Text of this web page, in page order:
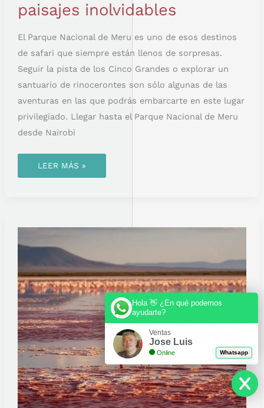
paisajes inolvidables
El Parque Nacional de Meru es uno de esos destinos
de safari que siempre están llenos de sorpresas.
Seguir la pista de los Cinco Grandes o explorar un
santuario de rinocerontes son sólo algunas de las
aventuras en las que podrás embarcarte en este lugar
privilegiado. Llegar hasta el Parque Nacional de Meru
desde Nairobi
LEER MÁS »
FLAMENCOS
TANZANIA:
ESPECTÁCULO
QUE
NO
TE
ESPERAS
Hola 👋 ¿En qué podemos
ayudarte?
Ventas
Jose Luis
Online Whatsapp